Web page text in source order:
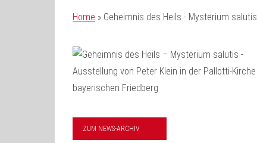
Home » Geheimnis des Heils - Mysterium salutis
ZUM NEWS-ARCHIV